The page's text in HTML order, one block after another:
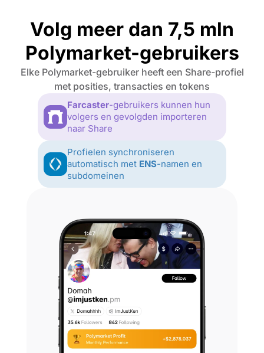
Volg meer dan 7,5 mln
Polymarket-gebruikers
Elke Polymarket-gebruiker heeft een Share-profiel
met posities, transacties en tokens
Farcaster-gebruikers kunnen hun
volgers en gevolgden importeren
naar Share
Profielen synchroniseren
automatisch met ENS-namen en
subdomeinen